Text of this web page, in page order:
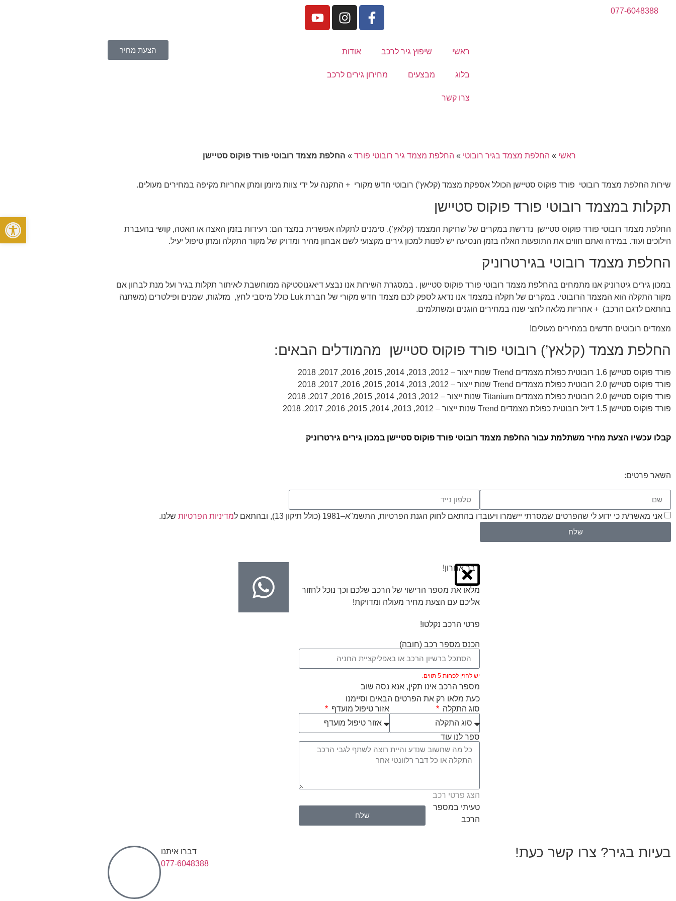
077-6048388
ראשי שיפוץ גיר לרכב אודות
בלוג מבצעים מחירון גירים לרכב
צרו קשר
הצעת מחיר
ראשי » החלפת מצמד בגיר רובוטי » החלפת מצמד גיר רובוטי פורד » החלפת מצמד רובוטי פורד פוקוס סטיישן
שירות החלפת מצמד רובוטי פורד פוקוס סטיישן הכולל אספקת מצמד (קלאץ’) רובוטי חדש מקורי + התקנה על ידי צוות מיומן ומתן אחריות מקיפה במחירים מעולים.
תקלות במצמד רובוטי פורד פוקוס סטיישן
החלפת מצמד רובוטי פורד פוקוס סטיישן נדרשת במקרים של שחיקת המצמד (קלאץ’). סימנים לתקלה אפשרית במצד הם: רעידות בזמן האצה או האטה, קושי בהעברת
הילוכים ועוד. במידה ואתם חווים את התופעות האלה בזמן הנסיעה יש לפנות למכון גירים מקצועי לשם אבחון מהיר ומדויק של מקור התקלה ומתן טיפול יעיל.
החלפת מצמד רובוטי בגירטרוניק
במכון גירים גיטרוניק אנו מתמחים בהחלפת מצמד רובוטי פורד פוקוס סטיישן . במסגרת השירות אנו נבצע דיאגנוסטיקה ממוחשבת לאיתור תקלות בגיר ועל מנת לבחון אם
מקור התקלה הוא המצמד הרובוטי. במקרים של תקלה במצמד אנו נדאג לספק לכם מצמד חדש מקורי של חברת Luk כולל מיסבי לחץ, מזלגות, שמנים ופילטרים (משתנה
בהתאם לדגם הרכב) + אחריות מלאה לחצי שנה במחירים הוגנים ומשתלמים.
מצמדים רובוטים חדשים במחירים מעולים!
החלפת מצמד (קלאץ’) רובוטי פורד פוקוס סטיישן מהמודלים הבאים:
פורד פוקוס סטיישן 1.6 רובוטית כפולת מצמדים Trend שנות ייצור – 2012, 2013, 2014, 2015, 2016, 2017, 2018
פורד פוקוס סטיישן 2.0 רובוטית כפולת מצמדים Trend שנות ייצור – 2012, 2013, 2014, 2015, 2016, 2017, 2018
פורד פוקוס סטיישן 2.0 רובוטית כפולת מצמדים Titanium שנות ייצור – 2012, 2013, 2014, 2015, 2016, 2017, 2018
פורד פוקוס סטיישן 1.5 דיזל רובוטית כפולת מצמדים Trend שנות ייצור – 2012, 2013, 2014, 2015, 2016, 2017, 2018
קבלו עכשיו הצעת מחיר משתלמת עבור החלפת מצמד רובוטי פורד פוקוס סטיישן במכון גירים גירטרוניק
השאר פרטים:
אני מאשר/ת כי ידוע לי שהפרטים שמסרתי יישמרו ויעובדו בהתאם לחוק הגנת הפרטיות, התשמ"א–1981 (כולל תיקון 13), ובהתאם ל מדיניות הפרטיות שלנו.
שלח
דבר אחרון!
מלאו את מספר הרישוי של הרכב שלכם וכך נוכל לחזור
אליכם עם הצעת מחיר מעולה ומדויקת!
פרטי הרכב נקלטו!
הכנס מספר רכב (חובה)
יש להזין לפחות 5 תווים.
מספר הרכב אינו תקין, אנא נסה שוב
כעת מלאו רק את הפרטים הבאים וסיימנו
סוג התקלה
אזור טיפול מועדף
ספר לנו עוד
הצג פרטי רכב
טעיתי במספר
הרכב
שלח
בעיות בגיר? צרו קשר כעת!
דברו איתנו
077-6048388
פתח